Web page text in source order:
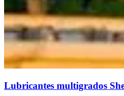
Lubricantes multigrados